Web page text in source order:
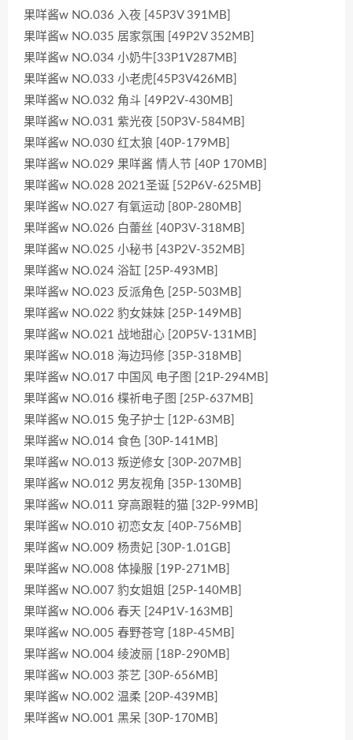
果咩酱w NO.036 入夜 [45P3V 391MB]
果咩酱w NO.035 居家氛围 [49P2V 352MB]
果咩酱w NO.034 小奶牛[33P1V287MB]
果咩酱w NO.033 小老虎[45P3V426MB]
果咩酱w NO.032 角斗 [49P2V-430MB]
果咩酱w NO.031 紫光夜 [50P3V-584MB]
果咩酱w NO.030 红太狼 [40P-179MB]
果咩酱w NO.029 果咩酱 情人节 [40P 170MB]
果咩酱w NO.028 2021圣诞 [52P6V-625MB]
果咩酱w NO.027 有氧运动 [80P-280MB]
果咩酱w NO.026 白蕾丝 [40P3V-318MB]
果咩酱w NO.025 小秘书 [43P2V-352MB]
果咩酱w NO.024 浴缸 [25P-493MB]
果咩酱w NO.023 反派角色 [25P-503MB]
果咩酱w NO.022 豹女妹妹 [25P-149MB]
果咩酱w NO.021 战地甜心 [20P5V-131MB]
果咩酱w NO.018 海边玛修 [35P-318MB]
果咩酱w NO.017 中国风 电子图 [21P-294MB]
果咩酱w NO.016 楪祈电子图 [25P-637MB]
果咩酱w NO.015 兔子护士 [12P-63MB]
果咩酱w NO.014 食色 [30P-141MB]
果咩酱w NO.013 叛逆修女 [30P-207MB]
果咩酱w NO.012 男友视角 [35P-130MB]
果咩酱w NO.011 穿高跟鞋的猫 [32P-99MB]
果咩酱w NO.010 初恋女友 [40P-756MB]
果咩酱w NO.009 杨贵妃 [30P-1.01GB]
果咩酱w NO.008 体操服 [19P-271MB]
果咩酱w NO.007 豹女姐姐 [25P-140MB]
果咩酱w NO.006 春天 [24P1V-163MB]
果咩酱w NO.005 春野苍穹 [18P-45MB]
果咩酱w NO.004 绫波丽 [18P-290MB]
果咩酱w NO.003 茶艺 [30P-656MB]
果咩酱w NO.002 温柔 [20P-439MB]
果咩酱w NO.001 黑呆 [30P-170MB]